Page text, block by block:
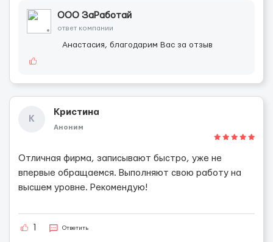
ООО ЗаРаботай
ответ компании
Анастасия, благодарим Вас за отзыв
К
Кристина
Аноним
Отличная фирма, записывают быстро, уже не
впервые обращаемся. Выполняют свою работу на
высшем уровне. Рекомендую!
Ответить